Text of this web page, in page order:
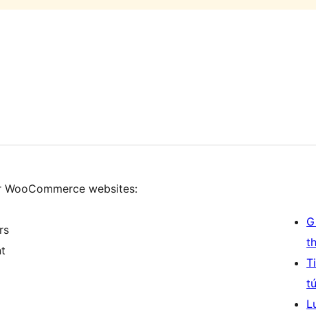
websites: